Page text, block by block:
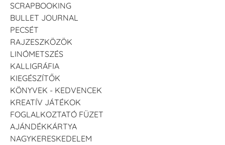
SCRAPBOOKING
BULLET JOURNAL
PECSÉT
RAJZESZKÖZÖK
LINÓMETSZÉS
KALLIGRÁFIA
KIEGÉSZÍTŐK
KÖNYVEK - KEDVENCEK
KREATÍV JÁTÉKOK
FOGLALKOZTATÓ FÜZET
AJÁNDÉKKÁRTYA
NAGYKERESKEDELEM